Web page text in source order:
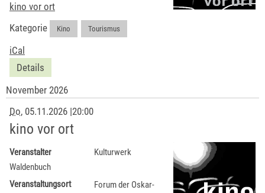
kino vor ort
Kategorie
Kino Tourismus
iCal
Details
November 2026
Do, 05.11.2026 |20:00
kino vor ort
Veranstalter
Kulturwerk
Waldenbuch
Veranstaltungsort
Forum der Oskar-